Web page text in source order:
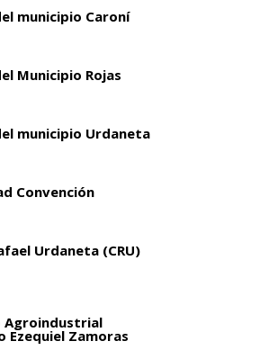
municipio Caroní
Municipio Rojas
municipio Urdaneta
Convención
Urdaneta (CRU)
Agroindustrial
Ezequiel Zamoras